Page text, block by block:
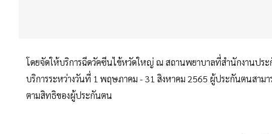
โดยจัดให้บริการฉีดวัคซีนไข้หวัดใหญ่ ณ สถานพยาบาลที่สำนักงานปร
บริการระหว่างวันที่ 1 พฤษภาคม - 31 สิงหาคม 2565 ผู้ประกันตนสาม
ตามสิทธิของผู้ประกันตน